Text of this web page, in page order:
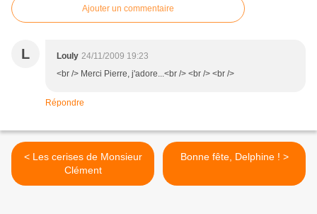
Ajouter un commentaire
L Louly 24/11/2009 19:23
<br /> Merci Pierre, j'adore...<br /> <br /> <br />
Répondre
< Les cerises de Monsieur
Clément
Bonne fête, Delphine ! >